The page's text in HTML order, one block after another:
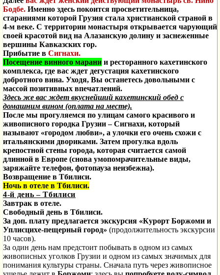
Бодбе. Именно здесь покоится просветительница,
стараниями которой Грузия стала христианской страной в
4-м веке. С территории монастыря открывается чарующий
своей красотой вид на Алазанскую долину и заснеженные
вершины Кавказских гор.
Прибытие в Сигнахи.
Посещение винного марани и ресторанного кахетинского
комплекса, где вас ждет дегустация кахетинского
добротного вина. Уходя, Вы останетесь довольными с
массой позитивных впечатлений.
Здесь же вас ждет вкуснейший кахетинский обед с
домашним вином (оплата на месте).
После мы прогуляемся по улицам самого красивого и
живописного городка Грузии – Сигнахи, который
называют «городом любви», а улочки его очень схожи с
итальянскими двориками. Затем прогулка вдоль
крепостной стены города, которая считается самой
длинной в Европе (снова умопомрачительные виды,
заряжайте телефон, фотопауза неизбежна).
Возвращение в Тбилиси.
Ночь в отеле в Тбилиси.
4-й день – Тбилиси
Завтрак в отеле.
Свободный день в Тбилиси.
За доп. плату предлагается экскурсия «Курорт Боржоми и
Уплисцихе-пещерный город» (продолжительность экскурсии
10 часов).
За один день нам предстоит побывать в одном из самых
живописных уголков Грузии и одном из самых значимых для
понимания культуры страны. Сначала путь через живописное